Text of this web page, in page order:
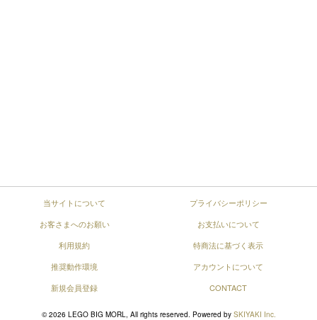
当サイトについて
プライバシーポリシー
お客さまへのお願い
お支払いについて
利用規約
特商法に基づく表示
推奨動作環境
アカウントについて
新規会員登録
CONTACT
© 2026 LEGO BIG MORL, All rights reserved. Powered by SKIYAKI Inc.